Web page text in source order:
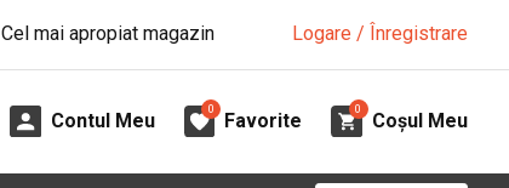
Cel mai apropiat magazin Logare / Înregistrare
Contul Meu
0
Favorite
0
Coșul Meu